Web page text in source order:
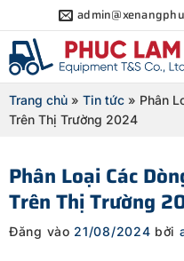
qua
nội
dung
Trang chủ » Tin tức » Phân
Trên Thị Trường 2024
Phân Loại Các
Trên Thị Trường
Đăng vào 21/08/2024 bởi